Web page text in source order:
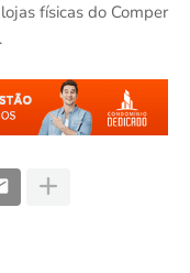
físicas do Comper